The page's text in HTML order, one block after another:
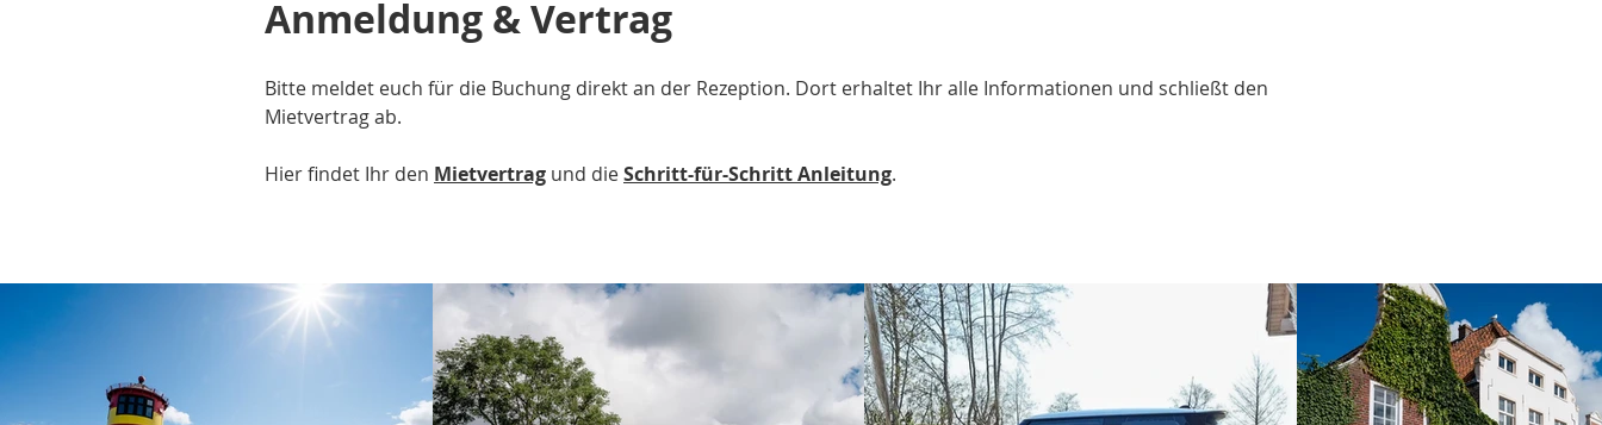
Anmeldung & Vertrag
Bitte meldet euch für die Buchung direkt an der Rezeption. Dort erhaltet Ihr alle Informationen und schließt den
Mietvertrag ab.
Hier findet Ihr den Mietvertrag und dieSchritt-für-Schritt Anleitung.